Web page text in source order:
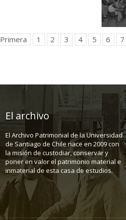
Primera 1 2 3 4 5 6 7
El archivo
El Archivo Patrimonial de la Universidad
de Santiago de Chile nace en 2009 con
la misión de custodiar, conservar y
poner en valor el patrimonio material e
inmaterial de esta casa de estudios.